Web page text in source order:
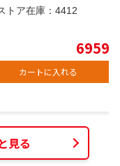
トア在庫： 4412
6959
カートに入れる
見る